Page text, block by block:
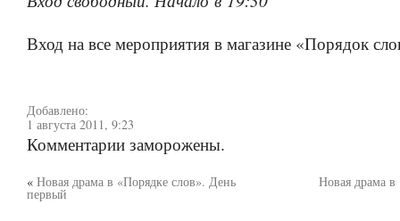
Вход на все мероприятия в магазине «Порядок
Добавлено:
1 августа 2011, 9:23
Комментарии заморожены.
« Новая драма в «Порядке слов». День
первый
Новая драма